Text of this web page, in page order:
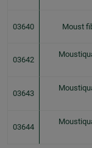
03640 Moust
03642
03643
03644